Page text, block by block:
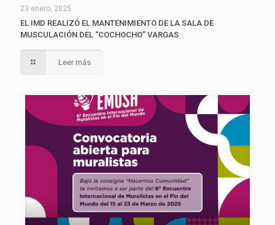
23 enero, 2025
EL IMD REALIZÓ EL MANTENIMIENTO DE LA SALA DE
MUSCULACIÓN DEL “COCHOCHO” VARGAS
Leer más